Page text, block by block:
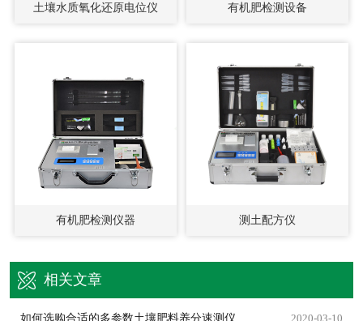
土壤水质氧化还原电位仪 有机肥检测设备
有机肥检测仪器 测土配方仪
相关文章
如何选购合适的多参数土壤肥料养分速测仪 2020-03-10